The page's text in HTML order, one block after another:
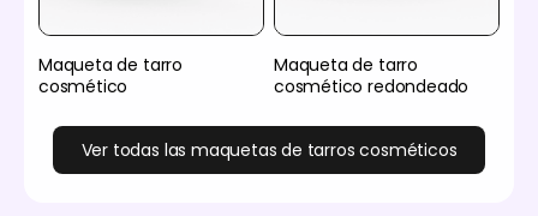
Maqueta de tarro
cosmético
Maqueta de tarro
cosmético redondeado
Ver todas las maquetas de tarros cosméticos